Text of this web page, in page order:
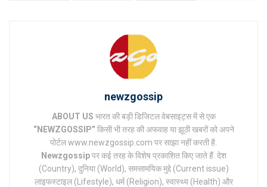
newzgossip
ABOUT US भारत की बड़ी डिजिटल वेबसाइट्स में से एक
“NEWZGOSSIP” किसी भी तरह की अफवाह या झूठी खबरों को अपने
पोर्टल www.newzgossip.com पर साझा नहीं करती है.
Newzgossipपर कई तरह के विशेष प्रकाशित किए जाते हैं. देश
(Country), दुनिया (World), समसामयिक मुद्दे (Current issue)
लाइफस्टाइल (Lifestyle), धर्म (Religion), स्वास्थ्य (Health) और